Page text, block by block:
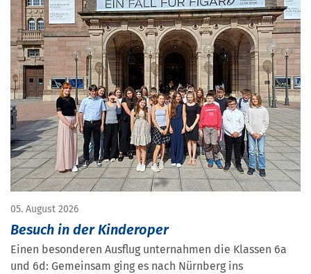
05. August 2026
Besuch in der Kinderoper
Einen besonderen Ausflug unternahmen die Klassen 6a
und 6d: Gemeinsam ging es nach Nürnberg ins